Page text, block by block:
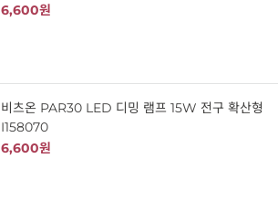
6,600원
비츠온 PAR30 LED 디밍 램프 15W 전구 확산형
I158070
6,600원